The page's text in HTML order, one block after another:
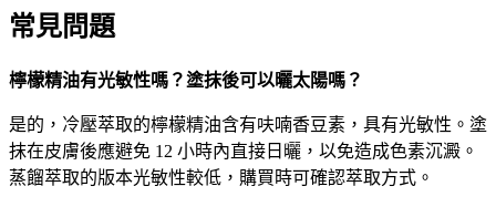
常見問題
檸檬精油有光敏性嗎？塗抹後可以曬太陽嗎？
是的，冷壓萃取的檸檬精油含有呋喃香豆素，具有光敏性。塗
抹在皮膚後應避免 12 小時內直接日曬，以免造成色素沉澱。
蒸餾萃取的版本光敏性較低，購買時可確認萃取方式。